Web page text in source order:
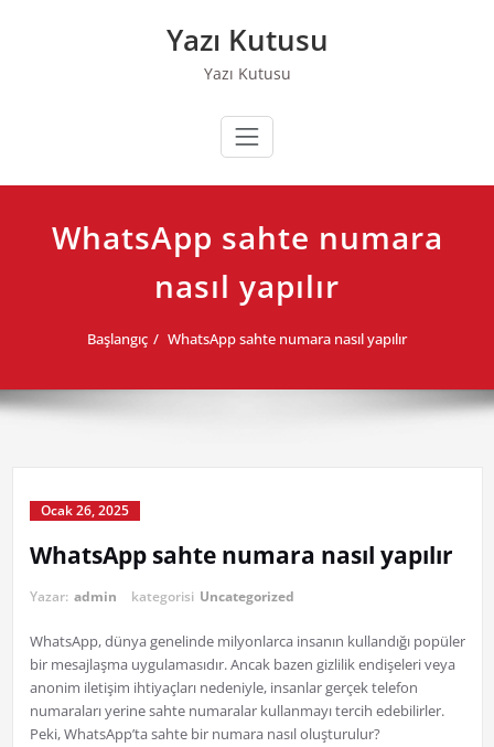
Yazı Kutusu
Yazı Kutusu
WhatsApp sahte numara
nasıl yapılır
Başlangıç WhatsApp sahte numara nasıl yapılır
Ocak 26, 2025
WhatsApp sahte numara nasıl yapılır
Yazar: admin kategorisi Uncategorized
WhatsApp, dünya genelinde milyonlarca insanın kullandığı popüler
bir mesajlaşma uygulamasıdır. Ancak bazen gizlilik endişeleri veya
anonim iletişim ihtiyaçları nedeniyle, insanlar gerçek telefon
numaraları yerine sahte numaralar kullanmayı tercih edebilirler.
Peki, WhatsApp’ta sahte bir numara nasıl oluşturulur?